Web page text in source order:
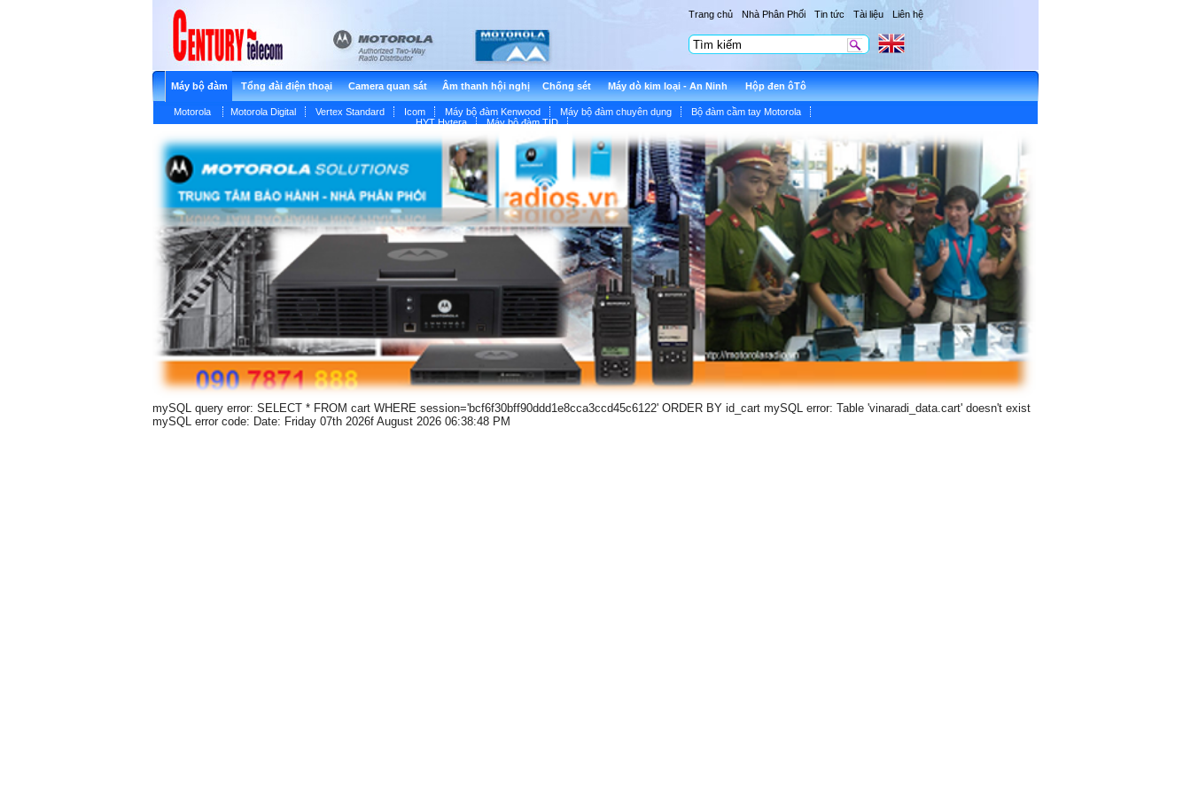
Trang chủ Nhà Phân Phối Tin tức Tài liệu Liên hệ
Máy bộ đàm Tổng đài điện thoại Camera quan sát Âm thanh hội nghị Chống sét Máy dò kim loại - An Ninh Hộp đen ôTô
Motorola Motorola Digital Vertex Standard Icom Máy bộ đàm Kenwood Máy bộ đàm chuyên dụng
Bộ đàm cầm tay Motorola
HYT Hytera
Máy bộ đàm TID
mySQL query error: SELECT * FROM cart WHERE session='bcf6f30bff90ddd1e8cca3ccd45c6122' ORDER BY id_cart mySQL error: Table 'vinaradi_data.cart' doesn't exist
mySQL error code: Date: Friday 07th 2026f August 2026 06:38:48 PM